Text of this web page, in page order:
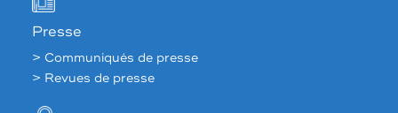
Presse
> Communiqués de presse
> Revues de presse